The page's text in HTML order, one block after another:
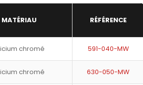
MATÉRIAU RÉFÉRENCE
chromé 591-040-MW
chromé 630-050-MW